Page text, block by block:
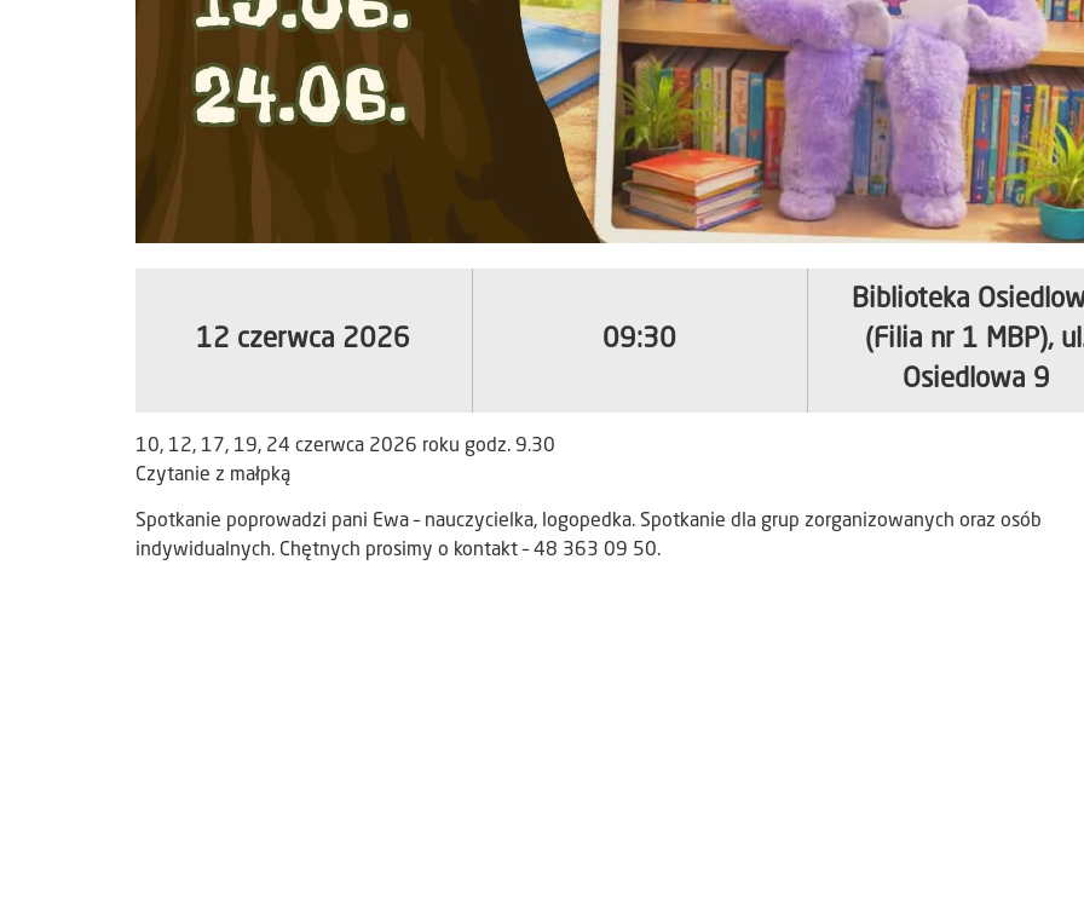
12 czerwca 2026 09:30
Biblioteka
(Filia nr 1 MBP),
Osiedlowa 9
10, 12, 17, 19, 24 czerwca 2026 roku godz. 9.30
Czytanie z małpką
Spotkanie poprowadzi pani Ewa – nauczycielka, logopedka. Spotkanie dla grup zorganizowanych oraz osób
indywidualnych. Chętnych prosimy o kontakt – 48 363 09 50.